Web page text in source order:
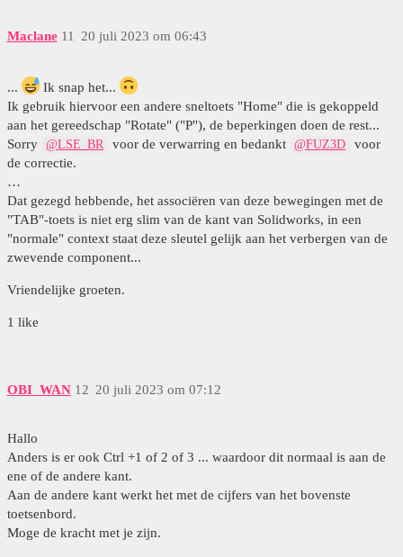
Maclane 20 juli 2023 om 06:43
11
...
Ik snap het...
Ik gebruik hiervoor een andere sneltoets "Home" die is gekoppeld
aan het gereedschap "Rotate" ("P"), de beperkingen doen de rest...
Sorry
@LSE_BR voor de verwarring en bedankt @FUZ3D
voor
de correctie.
…
Dat gezegd hebbende, het associëren van deze bewegingen met de
"TAB"-toets is niet erg slim van de kant van Solidworks, in een
"normale" context staat deze sleutel gelijk aan het verbergen van de
zwevende component...
Vriendelijke groeten.
1 like
OBI_WAN 20 juli 2023 om 07:12
12
Hallo
Anders is er ook Ctrl +1 of 2 of 3 ... waardoor dit normaal is aan de
ene of de andere kant.
Aan de andere kant werkt het met de cijfers van het bovenste
toetsenbord.
Moge de kracht met je zijn.